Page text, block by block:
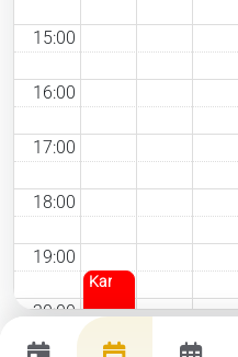
15:00
16:00
17:00
18:00
19:00
20:00
Kameradschaftsabend